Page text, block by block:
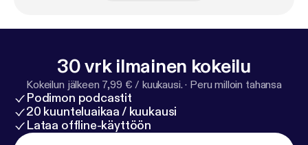
30 vrk ilmainen kokeilu
Kokeilun jälkeen 7,99 € / kuukausi. · Peru milloin tahansa
Podimon podcastit
20 kuunteluaikaa / kuukausi
Lataa offline-käyttöön